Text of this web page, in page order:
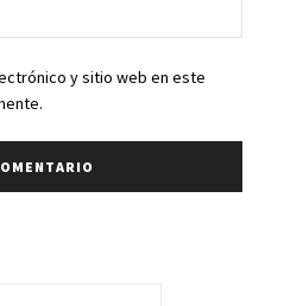
web:
y sitio web en este